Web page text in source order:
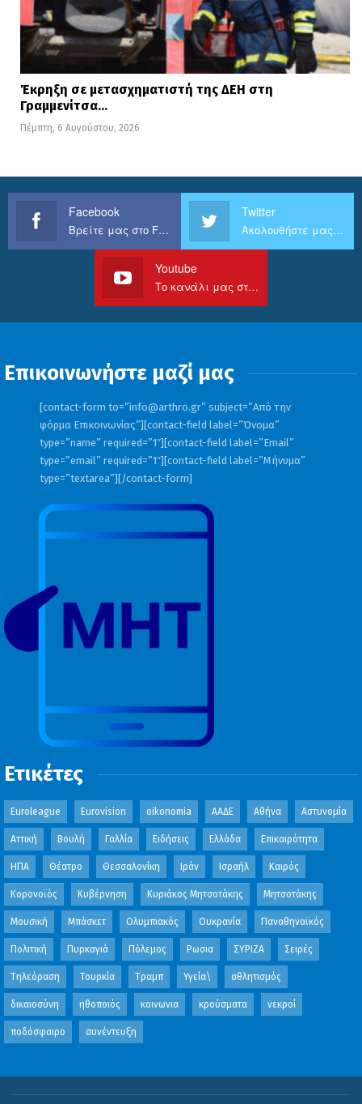
Έκρηξη σε μετασχηματιστή της ΔΕΗ στη
Γραμμενίτσα…
Πέμπτη, 6 Αυγούστου, 2026
Facebook
Βρείτε μας στο Facebook
Twitter
Ακολουθήστε μας στο Twitter
Youtube
Το κανάλι μας στο Youtube
Επικοινωνήστε μαζί μας
[contact-form to=”info@arthro.gr” subject=”Από την
φόρμα Επικοινωνίας”][contact-field label=”Όνομα”
type=”name” required=”1″][contact-field label=”Email”
type=”email” required=”1″][contact-field label=”Μήνυμα”
type=”textarea”][/contact-form]
Ετικέτες
Euroleague Eurovision oikonomia ΑΑΔΕ Αθήνα Αστυνομία
Αττική Βουλή Γαλλία Ειδήσεις Ελλάδα Επικαιρότητα
ΗΠΑ Θέατρο Θεσσαλονίκη Ιράν Ισραήλ Καιρός
Κορονοϊός Κυβέρνηση Κυριάκος Μητσοτάκης Μητσοτάκης
Μουσική Μπάσκετ Ολυμπιακός Ουκρανία Παναθηναϊκός
Πολιτική Πυρκαγιά Πόλεμος Ρωσια ΣΥΡΙΖΑ Σειρές
Τηλεόραση Τουρκία Τραμπ Υγεία\ αθλητισμός
δικαιοσύνη ηθοποιός κοινωνια κρούσματα νεκροί
ποδόσφαιρο συνέντευξη